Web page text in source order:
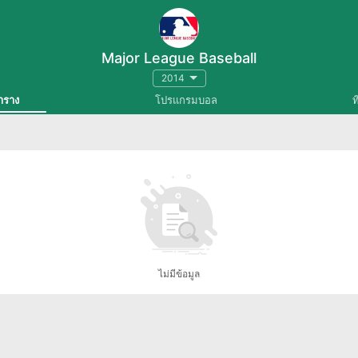
Major League Baseball
2014
ราง โปรแกรมบอล
ไม่มีข้อมูล